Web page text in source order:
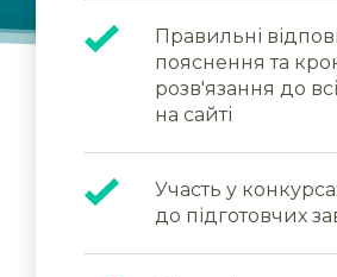
Правильні
пояснення та
розв'язання до
на сайті
Участь у
до підготовчих